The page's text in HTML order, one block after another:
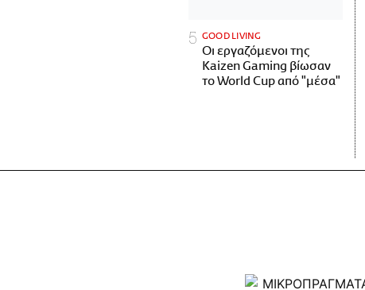
GOOD LIVING
Οι εργαζόμενοι της
Kaizen Gaming βίωσαν
το World Cup από "μέσα"